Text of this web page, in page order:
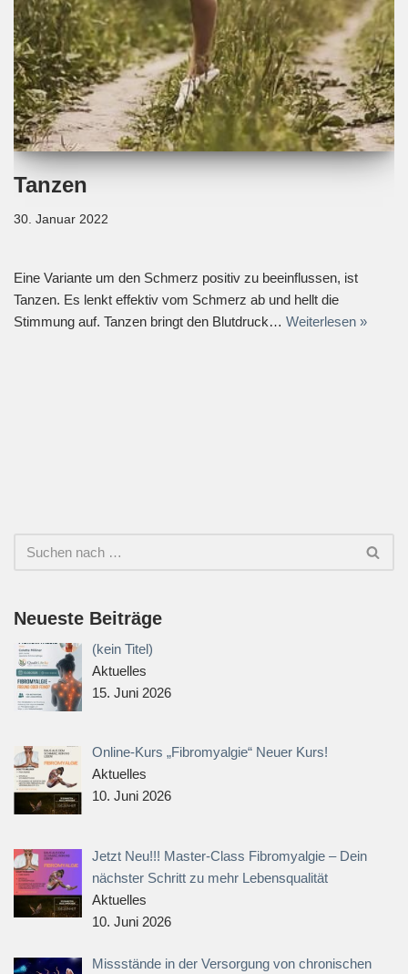
Tanzen
30. Januar 2022
Eine Variante um den Schmerz positiv zu beeinflussen, ist
Tanzen. Es lenkt effektiv vom Schmerz ab und hellt die
Stimmung auf. Tanzen bringt den Blutdruck… Weiterlesen »
Neueste Beiträge
(kein Titel)
Aktuelles
15. Juni 2026
Online-Kurs „Fibromyalgie“ Neuer Kurs!
Aktuelles
10. Juni 2026
Jetzt Neu!!! Master-Class Fibromyalgie – Dein
nächster Schritt zu mehr Lebensqualität
Aktuelles
10. Juni 2026
Missstände in der Versorgung von chronischen